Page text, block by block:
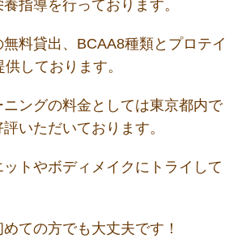
指導を行っております。
料貸出、BCAA8種類とプロテイ
しております。
ングの料金としては東京都内で
いただいております。
トやボディメイクにトライして
ての方でも大丈夫です！